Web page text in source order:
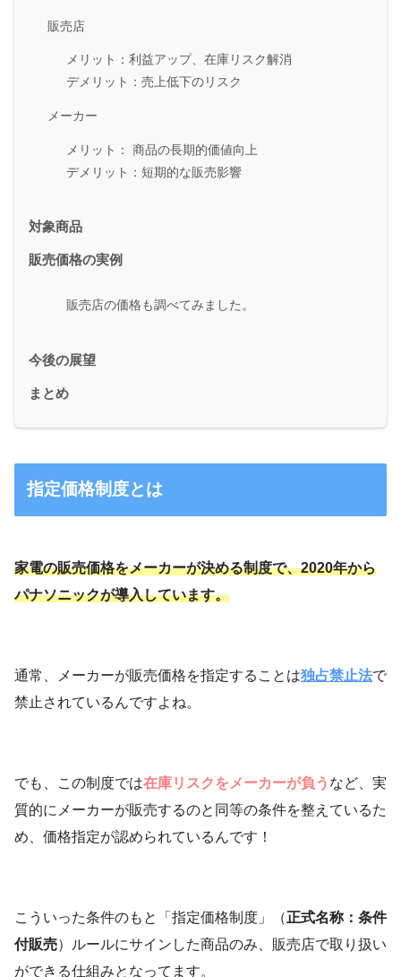
販売店
メリット：利益アップ、在庫リスク解消
デメリット：売上低下のリスク
メーカー
メリット： 商品の長期的価値向上
デメリット：短期的な販売影響
対象商品
販売価格の実例
販売店の価格も調べてみました。
今後の展望
まとめ
指定価格制度とは
家電の販売価格をメーカーが決める制度で、2020年から
パナソニックが導入しています。
通常、メーカーが販売価格を指定することは独占禁止法で
禁止されているんですよね。
でも、この制度では在庫リスクをメーカーが負う など、実
質的にメーカーが販売するのと同等の条件を整えているた
め、価格指定が認められているんです！
こういった条件のもと「指定価格制度」（正式名称：条件
付販売）ルールにサインした商品のみ、販売店で取り扱い
ができる仕組みとなってます。